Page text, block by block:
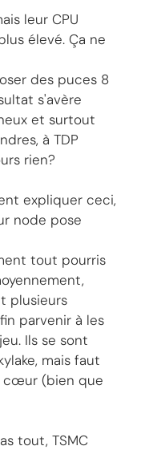
leur CPU
élevé. Ça ne
des puces 8
s'avère
et surtout
à TDP
rien?
expliquer ceci,
node pose
tout pourris
plusieurs
parvenir à les
Ils se sont
mais faut
cœur (bien que
tout, TSMC